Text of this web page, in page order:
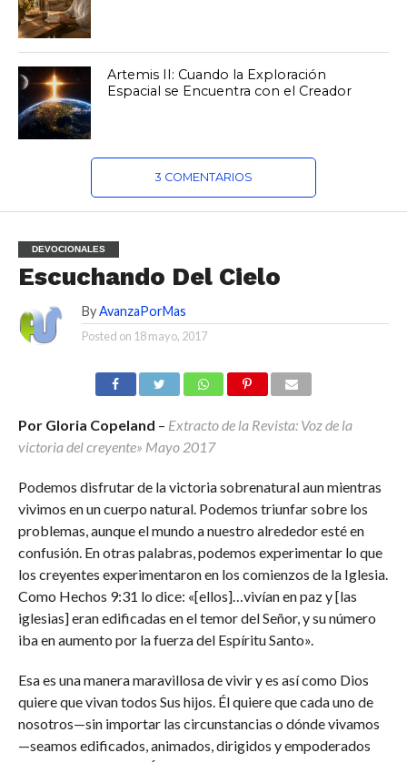
Artemis II: Cuando la Exploración
Espacial se Encuentra con el Creador
3 COMENTARIOS
DEVOCIONALES
Escuchando Del Cielo
By AvanzaPorMas
Posted on 18 mayo, 2017
Por Gloria Copeland – Extracto de la Revista: Voz de la
victoria del creyente» Mayo 2017
Podemos disfrutar de la victoria sobrenatural aun mientras
vivimos en un cuerpo natural. Podemos triunfar sobre los
problemas, aunque el mundo a nuestro alrededor esté en
confusión. En otras palabras, podemos experimentar lo que
los creyentes experimentaron en los comienzos de la Iglesia.
Como Hechos 9:31 lo dice: «[ellos]…vivían en paz y [las
iglesias] eran edificadas en el temor del Señor, y su número
iba en aumento por la fuerza del Espíritu Santo».
Esa es una manera maravillosa de vivir y es así como Dios
quiere que vivan todos Sus hijos. Él quiere que cada uno de
nosotros—sin importar las circunstancias o dónde vivamos
—seamos edificados, animados, dirigidos y empoderados